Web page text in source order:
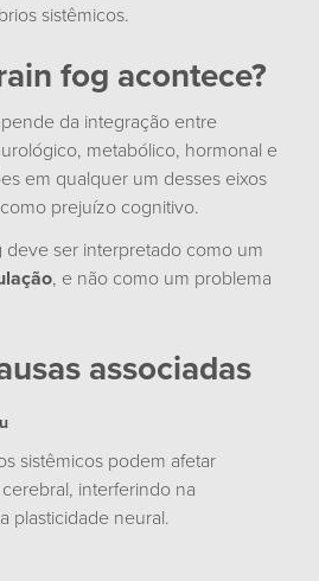
sistêmicos.
fog acontece?
da integração entre
metabólico, hormonal e
em qualquer um desses eixos
prejuízo cognitivo.
deve ser interpretado como um
, e não como um problema
associadas
sistêmicos podem afetar
interferindo na
plasticidade neural.